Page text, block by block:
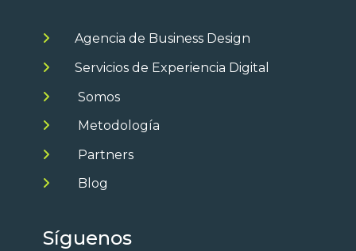
Agencia de Business Design
Servicios de Experiencia Digital
Somos
Metodología
Partners
Blog
Síguenos